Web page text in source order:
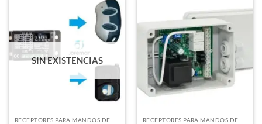
SIN EXISTENCIAS